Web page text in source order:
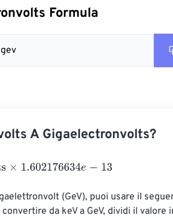
Formula
A Gigaelectronvolts?
e-13
(GeV), puoi usare il
da keV a GeV, dividi il valore